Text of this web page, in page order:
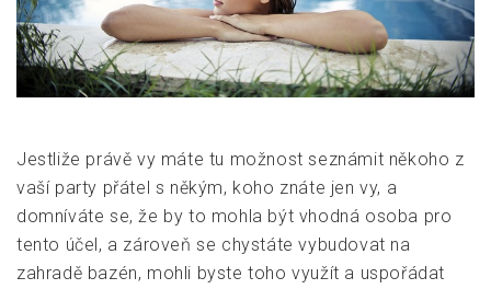
Jestliže právě vy máte tu možnost seznámit někoho z
vaší party přátel s někým, koho znáte jen vy, a
domníváte se, že by to mohla být vhodná osoba pro
tento účel, a zároveň se chystáte vybudovat na
zahradě bazén, mohli byste toho využít a uspořádat